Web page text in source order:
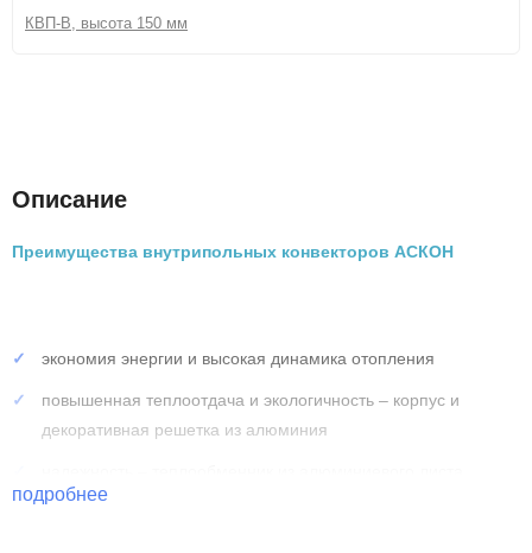
КВП-В, высота 150 мм
Описание
Преимущества внутрипольных конвекторов АСКОН
экономия энергии и высокая динамика отопления
повышенная теплоотдача и экологичность – корпус и
декоративная решетка из алюминия
толщиной 0,5 мм
подробнее